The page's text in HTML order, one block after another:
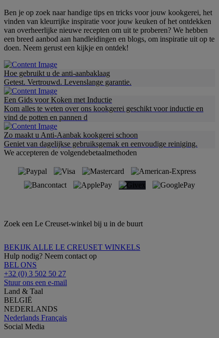
Ben je op zoek naar handige tips en tricks voor jouw kookgerei, het
vinden van kleurrijke inspiratie voor jouw keuken of het ontdekken
van overheerlijke nieuwe recepten om uit te proberen? We hebben
een breed aanbod aan handleidingen en blogs, om inspiratie uit op te
doen. Neem gerust een kijkje en ontdek!
Hoe gebruikt u de anti-aanbaklaag
Getest. Vertrouwd. Levenslange garantie.
Een Gids voor Koken met Inductie
Kom alles te weten over ons kookgerei geschikt voor inductie en
vind de potten en pannen d
Zo maakt u Anti-Aanbak kookgerei schoon
Geniet van dagelijkse gebruiksgemak en eenvoudige reiniging.
We accepteren de volgendebetaalmethoden
Zoek een Le Creuset-winkel bij u in de buurt
BEKIJK ALLE LE CREUSET WINKELS
Hulp nodig? Neem contact op
BEL ONS
+32 (0) 3 502 50 27
Stuur ons een e-mail
Land & Taal
BELGIË
NEDERLANDS
Nederlands Français
Social Media